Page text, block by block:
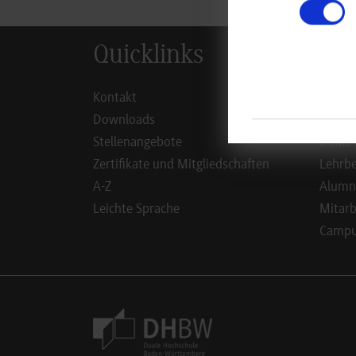
Quicklinks
Kontakt
Downloads
Stellenangebote
Zertifikate und Mitgliedschaften
A-Z
Leichte Sprache
Duale